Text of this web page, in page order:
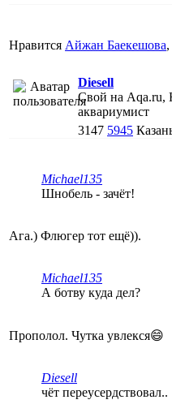
Нравится Айжан Баекешова,
Diesell
Свой на Aqa.ru,
аквариумист
3147 5945
Michael135
Шнобель - зачёт!
Ага.) Флюгер тот ещё)).
Michael135
А ботву куда дел?
Прополол. Чутка увлекся😄
Diesell
чёт переусердствовал..